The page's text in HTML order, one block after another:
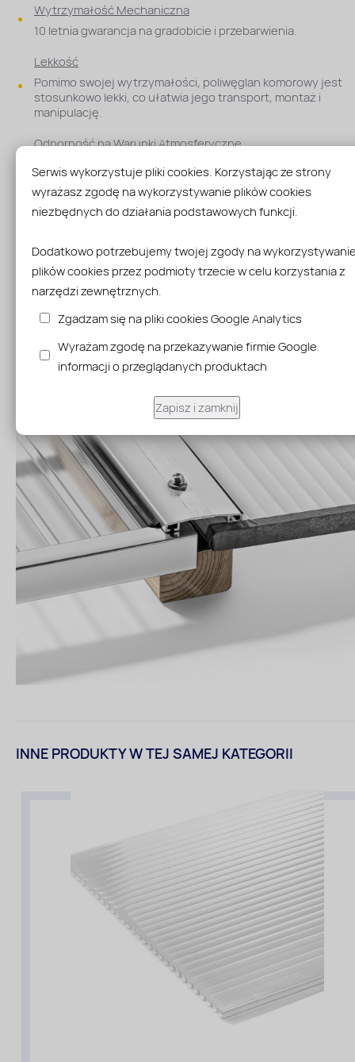
Serwis wykorzystuje pliki cookies. Korzystając ze strony
wyrażasz zgodę na wykorzystywanie plików cookies
niezbędnych do działania podstawowych funkcji.
Dodatkowo potrzebujemy twojej zgody na
plików cookies przez podmioty trzecie w celu korzystania z
narzędzi zewnętrznych.
Zgadzam się na pliki cookies Google Analytics
Wyrażam zgodę na przekazywanie firmie Google
informacji o przeglądanych produktach
Zapisz i zamknij
Wytrzymałość Mechaniczna
10 letnia gwarancja na gradobicie i przebarwienia.
Lekkość
Pomimo swojej wytrzymałości, poliwęglan komorowy jest
stosunkowo lekki, co ułatwia jego transport, montaż i
manipulację.
Odporność na Warunki Atmosferyczne
Poliwęglan jest odporny na działanie warunków
atmosferycznych, w tym promieniowania UV, deszczu,
wiatru. Dzięki temu zachowuje swoje właściwości
mechaniczne przez długi czas.
Poliwęglan komorowy jest stosunkowo łatwy do cięcia,
formowania, co umożliwia dostosowanie go do
kształtów i potrzeb projektu.
Łatwa Instalacja
Dzięki lekkości i elastyczności, płyty z poliwęglanu
są stosunkowo proste w montażu, co przyspiesza proces
budowy i redukuje koszty.
INNE PRODUKTY W TEJ SAMEJ KATEGORII